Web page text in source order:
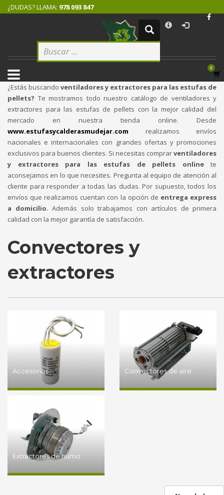
Logeate con tu cuenta de cliente.
2 Selecciona tus productos.
3
4 Recibe tu pedido.
Si todovia tienes alguna duda, comuníquenoslo enviando un correo
electrónico pinchandoaquí. ¡Gracias!
¿DUDAS? LLAMA: 978 093 847
¿Estás buscando ventiladores y extractores para las estufas de
pellets? Te mostramos todo nuestro catálogo de ventiladores y
extractores para las estufas de pellets con la mejor calidad del
mercado en nuestra tienda online. Desde
www.estufasycalderasmudejar.com realizamos envíos
nacionales e internacionales con grandes ofertas y promociones
exclusivos para buenos clientes. Si necesitas comprarventiladores
y extractores para las estufas de pellets onlinete
aconsejamos en lo que necesites. Pregunta al equipo de atención al
cliente para responder a todas las dudas. Por supuesto, todos los
envíos que realizamos cuentan con la opción de entrega express
a domicilio. Además solo trabajamos con artículos de primera
calidad con la mejor garantía de satisfacción.
Convectores y
extractores
Accesorios Convectores de aire
Extractores de humo